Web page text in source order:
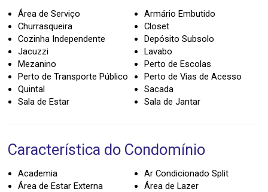
Área de Serviço
Armário Embutido
Churrasqueira
Closet
Cozinha Independente
Depósito Subsolo
Jacuzzi
Lavabo
Mezanino
Perto de Escolas
Perto de Transporte Público
Perto de Vias de Acesso
Quintal
Sacada
Sala de Estar
Sala de Jantar
Característica do Condomínio
Academia
Ar Condicionado Split
Área de Estar Externa
Área de Lazer